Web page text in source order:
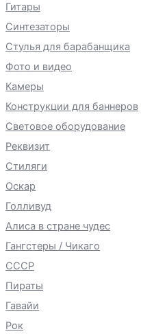
Гитары
Синтезаторы
Стулья для барабанщика
Фото и видео
Камеры
Конструкции для баннеров
Световое оборудование
Реквизит
Стиляги
Оскар
Голливуд
Алиса в стране чудес
Гангстеры / Чикаго
СССР
Пираты
Гавайи
Рок